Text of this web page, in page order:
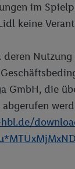
im
keine
deren
GmbH, die